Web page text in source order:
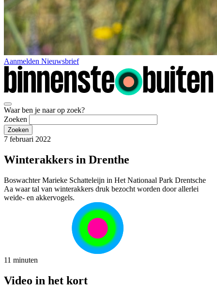
Aanmelden Nieuwsbrief
Waar ben je naar op zoek?
Zoeken
7 februari 2022
Winterakkers in Drenthe
Boswachter Marieke Schatteleijn in Het Nationaal Park Drentsche
Aa waar tal van winterakkers druk bezocht worden door allerlei
weide- en akkervogels.
11 minuten
Video in het kort